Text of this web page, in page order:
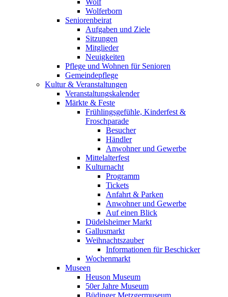
Wolf
Wolferborn
Seniorenbeirat
Aufgaben und Ziele
Sitzungen
Mitglieder
Neuigkeiten
Pflege und Wohnen für Senioren
Gemeindepflege
Kultur & Veranstaltungen
Veranstaltungskalender
Märkte & Feste
Frühlingsgefühle, Kinderfest &
Froschparade
Besucher
Händler
Anwohner und Gewerbe
Mittelalterfest
Kulturnacht
Programm
Tickets
Anfahrt & Parken
Anwohner und Gewerbe
Auf einen Blick
Düdelsheimer Markt
Gallusmarkt
Weihnachtszauber
Informationen für Beschicker
Wochenmarkt
Museen
Heuson Museum
50er Jahre Museum
Büdinger Metzgermuseum